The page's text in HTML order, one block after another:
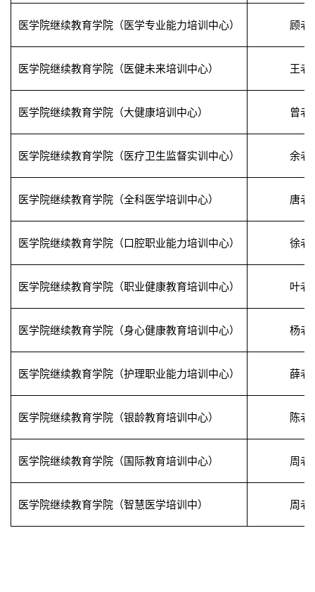
医学院继续教育学院（医学专业能力培训中心） 顾老
医学院继续教育学院（医健未来培训中心） 王老
医学院继续教育学院（大健康培训中心） 曾老
医学院继续教育学院（医疗卫生监督实训中心） 余老
医学院继续教育学院（全科医学培训中心） 唐老
医学院继续教育学院（口腔职业能力培训中心） 徐老
医学院继续教育学院（职业健康教育培训中心） 叶老
医学院继续教育学院（身心健康教育培训中心） 杨老
医学院继续教育学院（护理职业能力培训中心） 薛老
医学院继续教育学院（银龄教育培训中心） 陈老
医学院继续教育学院（国际教育培训中心） 周老
医学院继续教育学院（智慧医学培训中） 周老